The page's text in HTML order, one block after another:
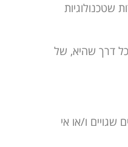
שטכנולוגיות
דרך שהיא, של
ו/או אי